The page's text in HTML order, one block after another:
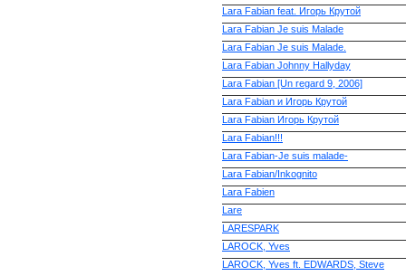
Lara Fabian feat. Игорь Крутой
Lara Fabian Je suis Malade
Lara Fabian Je suis Malade.
Lara Fabian Johnny Hallyday
Lara Fabian [Un regard 9, 2006]
Lara Fabian и Игорь Крутой
Lara Fabian Игорь Крутой
Lara Fabian!!!
Lara Fabian-Je suis malade-
Lara Fabian/Inkognito
Lara Fabien
Lare
LARESPARK
LAROCK, Yves
LAROCK, Yves ft. EDWARDS, Steve